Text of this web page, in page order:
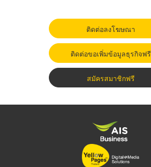
ติดต่อลงโฆษณา
ติดต่อขอเพิ่มข้อมูลธุรกิจฟรี
สมัครสมาชิกฟรี